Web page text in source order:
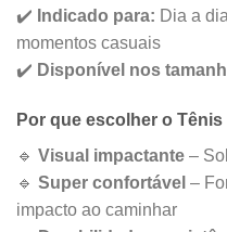
✔️ Indicado para: Dia a
momentos casuais
✔️ Disponível nos
Por que escolher o
🔹 Visual impactante –
🔹 Super confortável –
impacto ao caminhar